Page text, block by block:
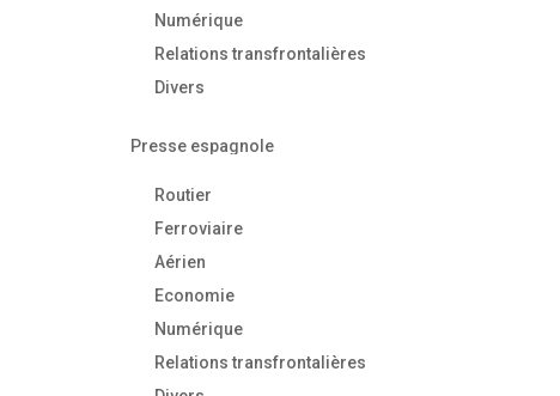
Numérique
Relations transfrontalières
Divers
Presse espagnole
Routier
Ferroviaire
Aérien
Economie
Numérique
Relations transfrontalières